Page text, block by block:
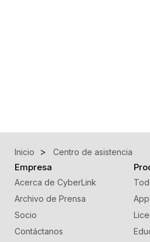
Inicio Centro de asistencia
Empresa
Acerca de CyberLink
Archivo de Prensa
Socio
Contáctanos